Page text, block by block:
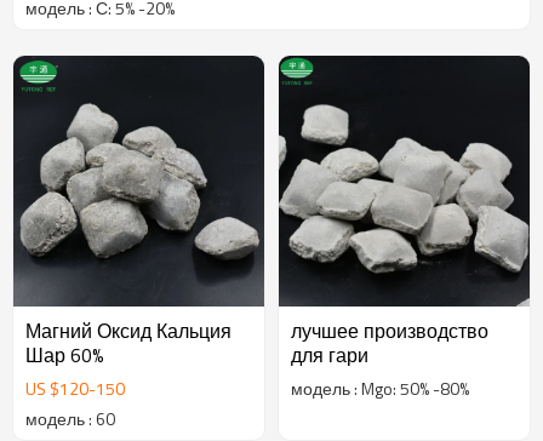
модель : С: 5% -20%
Магний Оксид Кальция
Шар 60%
US $120-150
модель : 60
лучшее производство
для гари
модель : Mgo: 50% -80%